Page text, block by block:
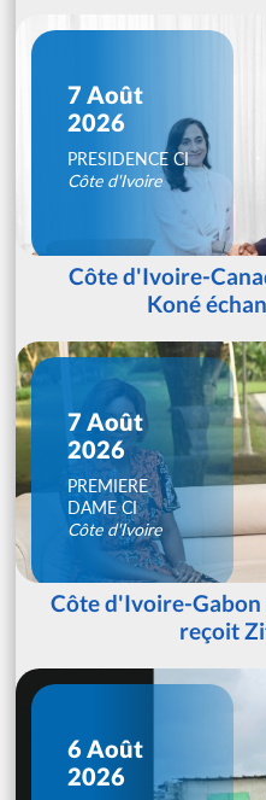
7 Août
2026
PRESIDENCE CI
Côte d'Ivoire
Côte d'Ivoire-
Koné
7 Août
2026
PREMIERE
DAME CI
Côte d'Ivoire
Côte d'Ivoire-
reçoit
6 Août
2026